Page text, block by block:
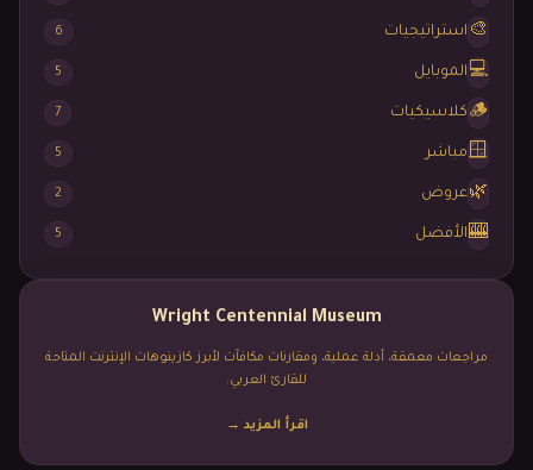
🎨 استراتيجيات 6
💻 الموبايل 5
🪵 كلاسيكيات 7
🪟مباشر 5
🌿عروض 2
🎰الأفضل 5
Wright Centennial Museum
مراجعات معمقة، أدلة عملية، ومقارنات مكافآت لأبرز كازينوهات الإنترنت المتاحة
للقارئ العربي.
اقرأ المزيد →